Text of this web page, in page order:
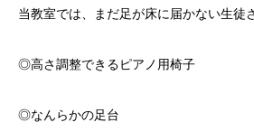
当教室では、まだ足が床に届かない生徒
◎高さ調整できるピアノ用椅子
◎なんらかの足台